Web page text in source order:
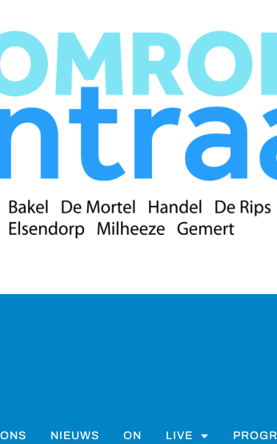
NIEUWS ON LIVE